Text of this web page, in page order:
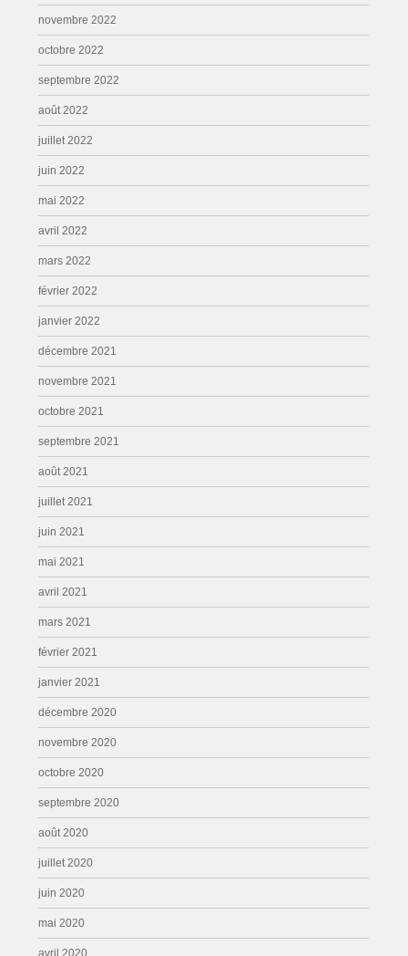
novembre 2022
octobre 2022
septembre 2022
août 2022
juillet 2022
juin 2022
mai 2022
avril 2022
mars 2022
février 2022
janvier 2022
décembre 2021
novembre 2021
octobre 2021
septembre 2021
août 2021
juillet 2021
juin 2021
mai 2021
avril 2021
mars 2021
février 2021
janvier 2021
décembre 2020
novembre 2020
octobre 2020
septembre 2020
août 2020
juillet 2020
juin 2020
mai 2020
avril 2020